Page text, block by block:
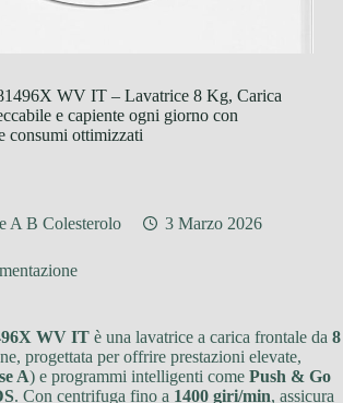
WV IT – Lavatrice 8 Kg, Carica
e capiente ogni giorno con
consumi ottimizzati
A B Colesterolo 3 Marzo 2026
WV IT è una lavatrice a carica frontale da 8
progettata per offrire prestazioni elevate,
A) e programmi intelligenti come Push & Go
. Con centrifuga fino a 1400 giri/min, assicura